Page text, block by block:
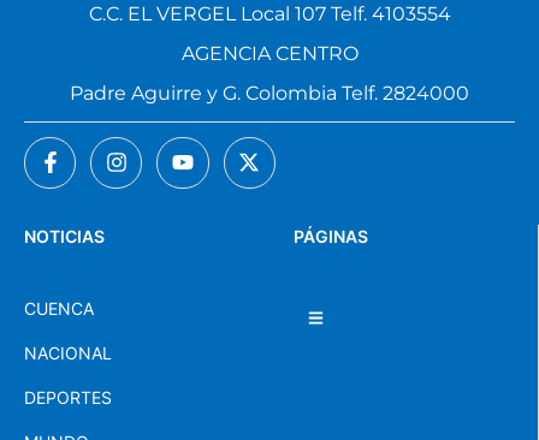
PÁGINAS
NOTICIAS
CUENCA
NACIONAL
DEPORTES
C.C. EL VERGEL Local 107 Telf. 4103554
AGENCIA CENTRO
Padre Aguirre y G. Colombia Telf. 2824000